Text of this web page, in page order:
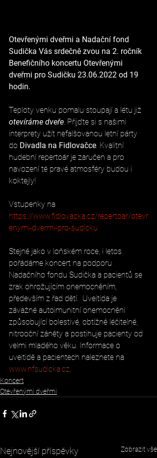
Otevřenými dveřmi a Nadační fond
Sudička Vás srdečně zvou na 2. ročník
Benefičního koncertu Otevřenými
dveřmi pro Sudičku 23.06.2022 od 19
hodin.
Teploty venku pomalu stoupají a létu již
otevíráme dveře. Přijďte si s našimi
interprety užít nefalšovanou letní párty
do Divadla na Fidlovačce. Kvalitní
hudební repertoár je zaručen a pro
navození té pravé atmosféry budou i
koktejly!
Vstupenky na
https://www.fidlovacka.cz/repertoar/otevr
enymi-dvermi-pro-sudicku
Stejně jako v loňském roce, i letos
pořádáme koncert na podporu
Nadačního fondu Sudička a pacientů se
zrak ohrožujícím onemocněním,
především z řad dětí.  Uveitida je
závažné autoimunitní onemocnění
způsobující bolestivé, obtížně léčitelné,
nitrooční záněty a postihuje pacienty od
velmi mladého věku. Informace o
uveitidě a pacientech naleznete na
www.nfsudicka.cz.
Koncert
Otevřenými dveřmi
Nejnovější příspěvky Zobrazit vše